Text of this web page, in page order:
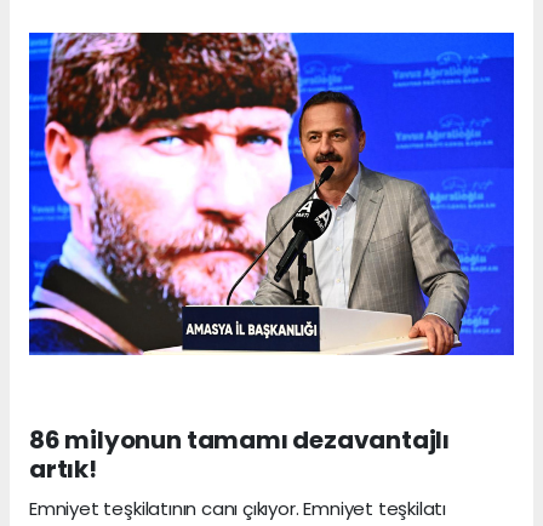
86 milyonun tamamı dezavantajlı
artık!
Emniyet teşkilatının canı çıkıyor. Emniyet teşkilatı